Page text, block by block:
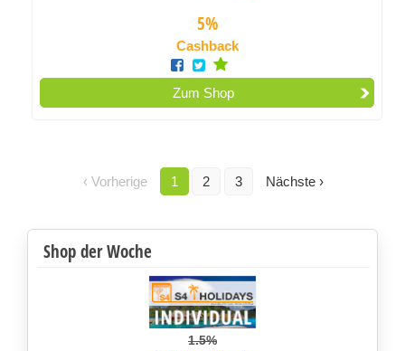
5%
Cashback
Zum Shop
‹ Vorherige 1 2 3 Nächste ›
Shop der Woche
1.5%